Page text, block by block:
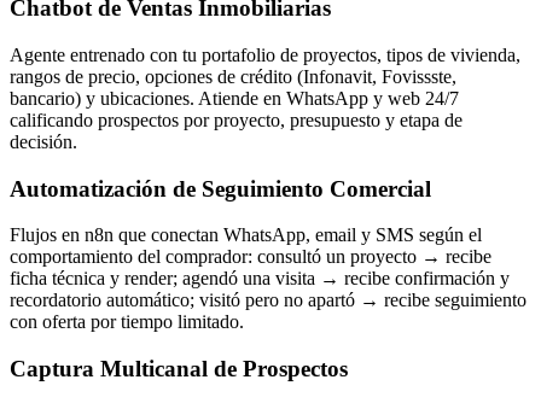
Chatbot de Ventas Inmobiliarias
Agente entrenado con tu portafolio de proyectos, tipos de vivienda,
rangos de precio, opciones de crédito (Infonavit, Fovissste,
bancario) y ubicaciones. Atiende en WhatsApp y web 24/7
calificando prospectos por proyecto, presupuesto y etapa de
decisión.
Automatización de Seguimiento Comercial
Flujos en n8n que conectan WhatsApp, email y SMS según el
comportamiento del comprador: consultó un proyecto → recibe
ficha técnica y render; agendó una visita → recibe confirmación y
recordatorio automático; visitó pero no apartó → recibe seguimiento
con oferta por tiempo limitado.
Captura Multicanal de Prospectos